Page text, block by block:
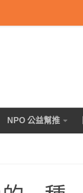
NPO 公益幫推